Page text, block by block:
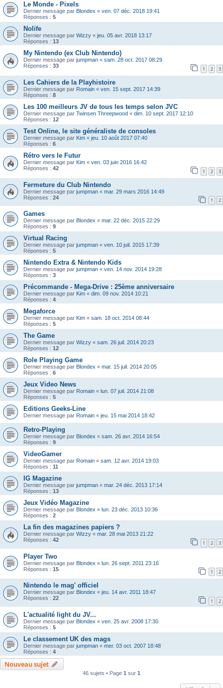
Le Monde - Pixels
Dernier message par Blondex « ven. 07 déc. 2018 19:41
Réponses : 5
Nolife
Dernier message par Wizzy « jeu. 05 avr. 2018 13:17
Réponses : 13
My Nintendo (ex Club Nintendo)
Dernier message par jumpman « sam. 28 oct. 2017 08:29
Réponses : 33 1 2 3
Les Cahiers de la Playhistoire
Dernier message par Romain « ven. 15 sept. 2017 14:39
Réponses : 8
Les 100 meilleurs JV de tous les temps selon JVC
Dernier message par Twinsen Threepwood « dim. 10 sept. 2017 12:10
Réponses : 12
Test Online, le site généraliste de consoles
Dernier message par Kim « jeu. 10 août 2017 07:40
Réponses : 6
Rétro vers le Futur
Dernier message par Kim « ven. 03 juin 2016 16:42
Réponses : 42 1 2 3
Fermeture du Club Nintendo
Dernier message par jumpman « mar. 29 mars 2016 14:49
Réponses : 24 1 2
Games
Dernier message par Blondex « mar. 22 déc. 2015 22:29
Réponses : 9
Virtual Racing
Dernier message par jumpman « ven. 10 juil. 2015 17:39
Réponses : 5
Nintendo Extra & Nintendo Kids
Dernier message par jumpman « ven. 14 nov. 2014 19:28
Réponses : 3
Précommande - Mega-Drive : 25ème anniversaire
Dernier message par Kim « dim. 09 nov. 2014 10:21
Réponses : 4
Megaforce
Dernier message par Kim « sam. 18 oct. 2014 08:44
Réponses : 5
The Game
Dernier message par Wizzy « sam. 26 juil. 2014 20:23
Réponses : 12
Role Playing Game
Dernier message par Blondex « mar. 15 juil. 2014 20:05
Réponses : 6
Jeux Video News
Dernier message par Romain « lun. 07 juil. 2014 21:08
Réponses : 5
Editions Geeks-Line
Dernier message par Romain « jeu. 15 mai 2014 18:42
Retro-Playing
Dernier message par Blondex « sam. 26 avr. 2014 16:54
Réponses : 9
VideoGamer
Dernier message par Romain « sam. 12 avr. 2014 19:03
Réponses : 11
IG Magazine
Dernier message par jumpman « mar. 24 déc. 2013 17:14
Réponses : 13
Jeux Vidéo Magazine
Dernier message par Blondex « lun. 23 déc. 2013 10:36
Réponses : 2
La fin des magazines papiers ?
Dernier message par Wizzy « mar. 28 mai 2013 21:22
Réponses : 42 1 2 3
Player Two
Dernier message par Blondex « lun. 26 sept. 2011 23:16
Réponses : 15 1 2
Nintendo le mag' officiel
Dernier message par Blondex « jeu. 14 avr. 2011 18:47
Réponses : 22 1 2
L'actualité light du JV...
Dernier message par Blondex « ven. 25 avr. 2008 17:30
Réponses : 5
Le classement UK des mags
Dernier message par jumpman « mer. 03 oct. 2007 18:48
Réponses : 4
Nouveau sujet
46 sujets • Page 1 sur 1